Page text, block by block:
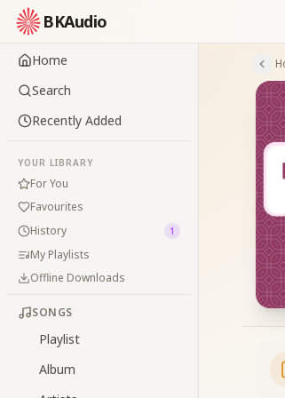
BKAudio
Home
Search
Recently Added
YOUR LIBRARY
For You
Favourites
History
1
My Playlists
Offline Downloads
SONGS
Playlist
Album